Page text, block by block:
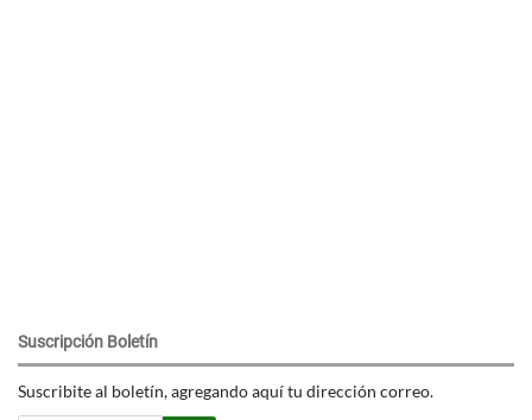
Suscripción Boletín
Suscribite al boletín, agregando aquí tu dirección correo.